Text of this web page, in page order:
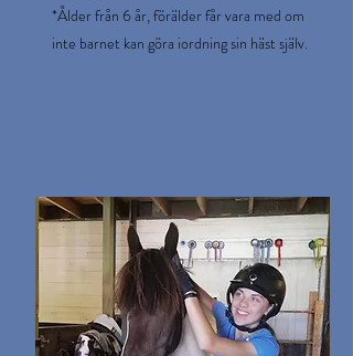
*Ålder från 6 år, förälder får vara med om
inte barnet kan göra iordning sin häst själv.